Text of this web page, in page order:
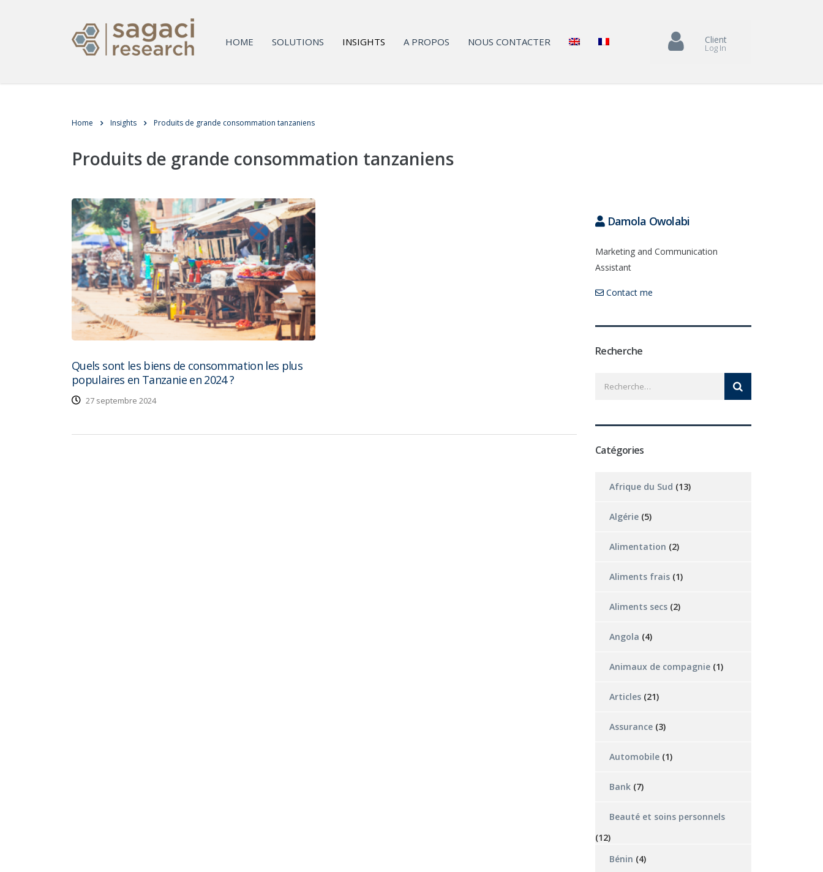
HOME SOLUTIONS INSIGHTS A PROPOS NOUS CONTACTER Client
Log In
Home Insights Produits de grande consommation tanzaniens
Produits de grande consommation tanzaniens
Quels sont les biens de consommation les plus
populaires en Tanzanie en 2024 ?
27 septembre 2024
Damola Owolabi
Marketing and Communication
Assistant
Contact me
Recherche
Catégories
Afrique du Sud (13)
Algérie (5)
Alimentation (2)
Aliments frais (1)
Aliments secs (2)
Angola (4)
Animaux de compagnie (1)
Articles (21)
Assurance (3)
Automobile (1)
Bank (7)
Beauté et soins personnels
(12)
Bénin (4)